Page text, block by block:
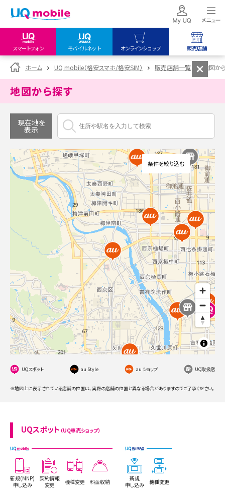
スマートフォン モバイルネット オンラインショップ 販売店舗
my UQ WiMAX
UQ WiMAX ご契約の方
My UQ mobile
UQ mobile
UQ mobile
オンラインショップ
UQ WiMAX
UQ mobile
販売店舗
UQ WiMAX
ホーム UQ mobile（格安スマホ/格安SIM） 販売店舗一覧 地図か
地図から探す
現在地を
表示
条件を絞り込む
UQスポット au Style au ショップ UQ取扱店
※地図上に表示されている店舗の位置は、実際の店舗の位置と異なる場合がありますのでご了承ください。
UQスポット （UQ専売ショップ）
新規(MNP)
申し込み
契約情報
変更
機種変更 料金収納
新規
申し込み
機種変更